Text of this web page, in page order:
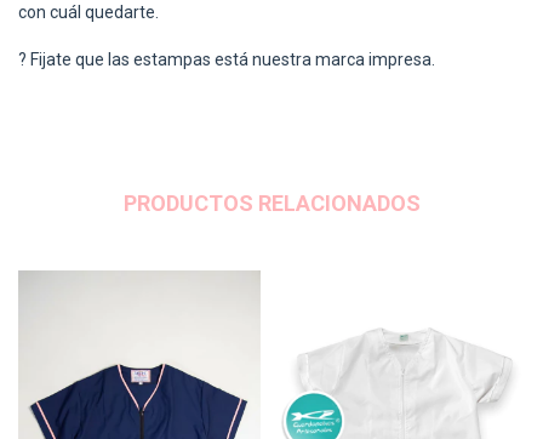
con cuál quedarte.
? Fijate que las estampas está nuestra marca impresa.
PRODUCTOS RELACIONADOS